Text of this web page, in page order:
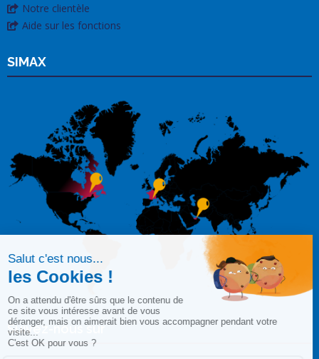
Notre clientèle
Aide sur les fonctions
SIMAX
Suivez-nous sur